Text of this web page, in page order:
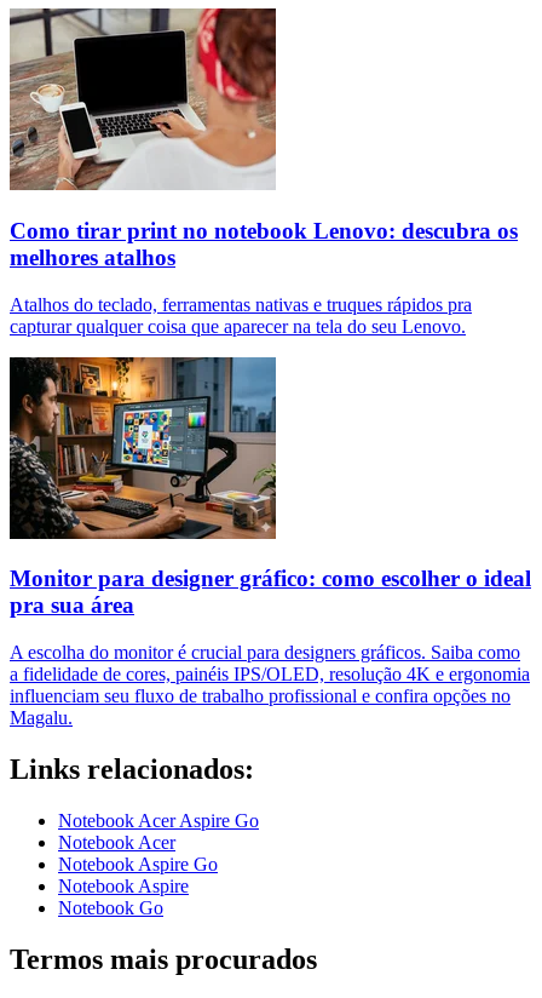
Como tirar print no notebook Lenovo: descubra os
melhores atalhos
Atalhos do teclado, ferramentas nativas e truques rápidos pra
capturar qualquer coisa que aparecer na tela do seu Lenovo.
Monitor para designer gráfico: como escolher o ideal
pra sua área
A escolha do monitor é crucial para designers gráficos. Saiba como
a fidelidade de cores, painéis IPS/OLED, resolução 4K e ergonomia
influenciam seu fluxo de trabalho profissional e confira opções no
Magalu.
Links relacionados:
Notebook Acer Aspire Go
Notebook Acer
Notebook Aspire Go
Notebook Aspire
Notebook Go
Termos mais procurados